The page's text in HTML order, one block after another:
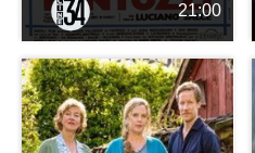
21:00